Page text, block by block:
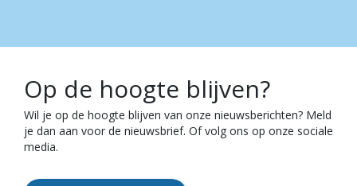
Op de hoogte blijven?
Wil je op de hoogte blijven van onze nieuwsberichten? Meld
je dan aan voor de nieuwsbrief. Of volg ons op onze sociale
media.